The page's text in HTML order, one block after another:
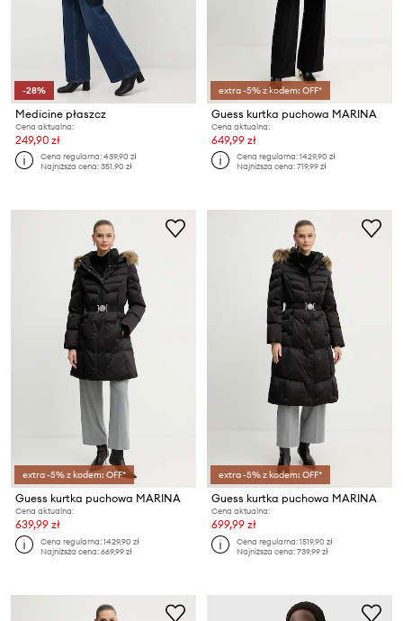
-28%
Medicine płaszcz
Cena aktualna:
249,90 zł
Cena regularna:439,90 zł
Najniższa cena:351,90 zł
extra -5% z kodem: OFF*
Guess kurtka puchowa MARINA
Cena aktualna:
649,99 zł
Cena regularna:1429,90 zł
Najniższa cena:719,99 zł
extra -5% z kodem: OFF*
Guess kurtka puchowa MARINA
Cena aktualna:
639,99 zł
Cena regularna:1429,90 zł
Najniższa cena:669,99 zł
extra -5% z kodem: OFF*
Guess kurtka puchowa MARINA
Cena aktualna:
699,99 zł
Cena regularna:1519,90 zł
Najniższa cena:739,99 zł